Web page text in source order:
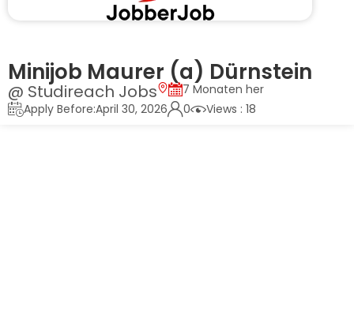
Minijob Maurer (a) Dürnstein
@ Studireach Jobs
7 Monaten her
Apply Before:April 30, 2026
0 Views : 18